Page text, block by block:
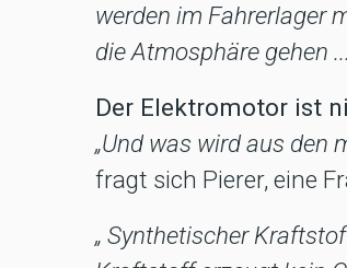
werden im Fahrerlager
die Atmosphäre gehen
Der Elektromotor ist
„Und was wird aus den
fragt sich Pierer, eine
„ Synthetischer